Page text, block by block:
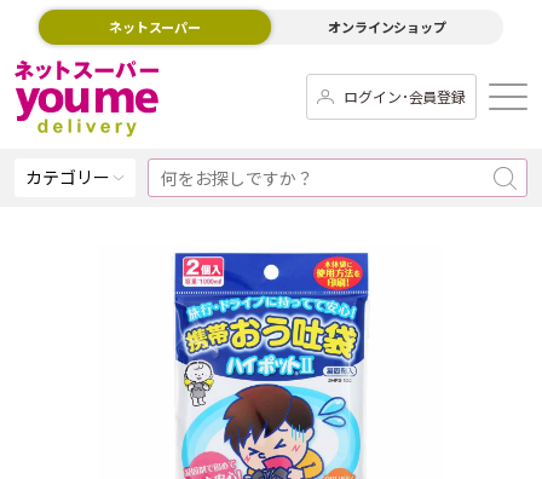
ネットスーパー オンラインショップ
ログイン･会員登録
カテゴリー